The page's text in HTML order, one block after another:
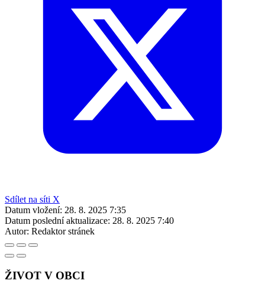
Sdílet na síti X
Datum vložení: 28. 8. 2025 7:35
Datum poslední aktualizace: 28. 8. 2025 7:40
Autor: Redaktor stránek
ŽIVOT V OBCI